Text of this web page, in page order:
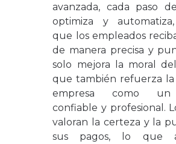
avanzada, cada paso
optimiza y
que los empleados
de manera precisa y
solo mejora la moral
que también refuerza la
empresa como un
confiable y profesional.
valoran la certeza y la
sus pagos, lo que